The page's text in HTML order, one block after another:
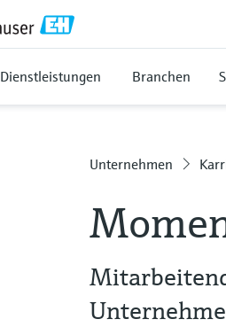
Dienstleistungen Branchen
Unternehmen